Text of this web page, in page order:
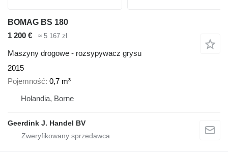
BOMAG BS 180
1 200 €
≈ 5 167 zł
Maszyny drogowe - rozsypywacz grysu
2015
Pojemność 0,7 m³
Holandia, Borne
Geerdink J. Handel BV